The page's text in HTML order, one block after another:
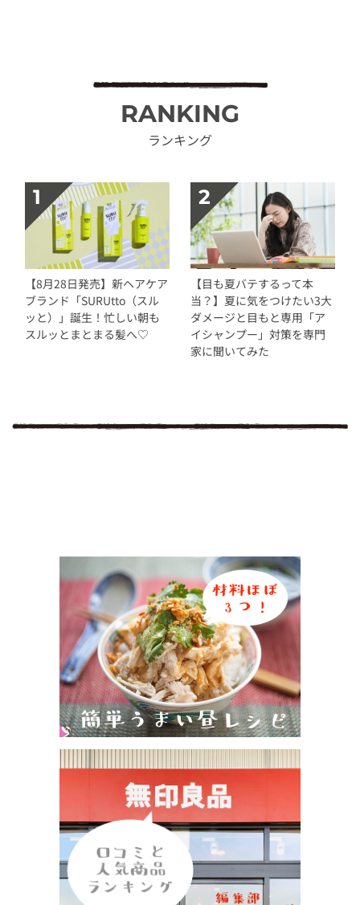
RANKING
ランキング
【8月28日発売】新ヘアケア
ブランド「SURUtto（スル
ッと）」誕生！忙しい朝も
スルッとまとまる髪へ♡
【目も夏バテするって本
当？】夏に気をつけたい3大
ダメージと目もと専用「ア
イシャンプー」対策を専門
家に聞いてみた